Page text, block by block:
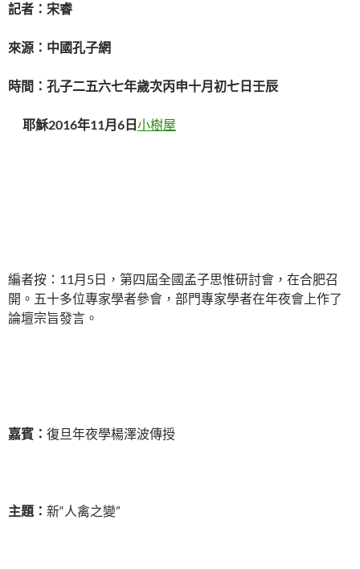
記者：宋睿
來源：中國孔子網
時間：孔子二五六七年歲次丙申十月初七日壬辰
耶穌2016年11月6日小樹屋
編者按：11月5日，第四屆全國孟子思惟研討會，在合肥召
開。五十多位專家學者參會，部門專家學者在年夜會上作了
論壇宗旨發言。
嘉賓： 復旦年夜學楊澤波傳授
主題： 新“人禽之變”